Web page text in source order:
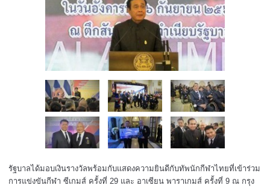
รัฐบาลได้มอบเงินรางวัลพร้อมกับแสดงความยินดีกับทัพนักกีฬาไทยที่เข้าร่วม
การแข่งขันกีฬาซีเกมส์ ครั้งที่ 29 และ อาเซียน พาราเกมส์ ครั้งที่ 9 ณ กรุง